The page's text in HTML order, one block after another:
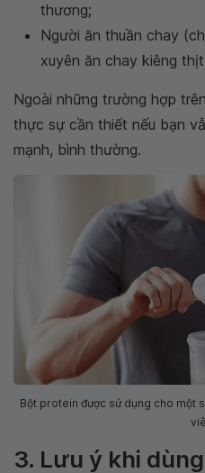
thương;
Người ăn thuần chay
xuyên ăn chay kiêng
Ngoài những trường hợp
thực sự cần thiết nếu bạn
mạnh, bình thường.
Bột protein được sử dụng cho một
3. Lưu ý khi